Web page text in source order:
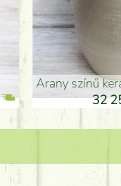
hosszú arany színű
46